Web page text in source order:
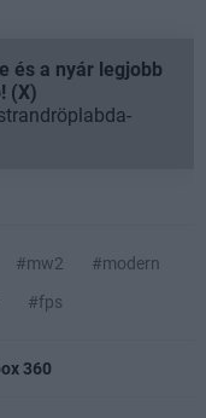
és a nyár legjobb
(X)
#mw2
#modern
#fps
360